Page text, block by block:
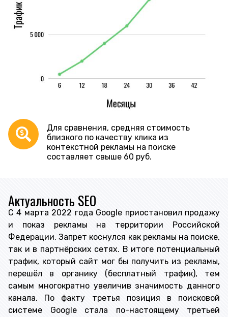
Для сравнения, средняя стоимость
близкого по качеству клика из
контекстной рекламы на поиске
составляет свыше 60 руб.
Актуальность SEO
С 4 марта 2022 года Google приостановил продажу
и показ рекламы на территории Российской
Федерации. Запрет коснулся как рекламы на поиске,
так и в партнёрских сетях. В итоге потенциальный
трафик, который сайт мог бы получить из рекламы,
перешёл в органику (бесплатный трафик), тем
самым многократно увеличив значимость данного
канала. По факту третья позиция в поисковой
системе Google стала по-настоящему третьей